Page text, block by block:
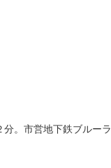
。市営地下鉄ブルーラ